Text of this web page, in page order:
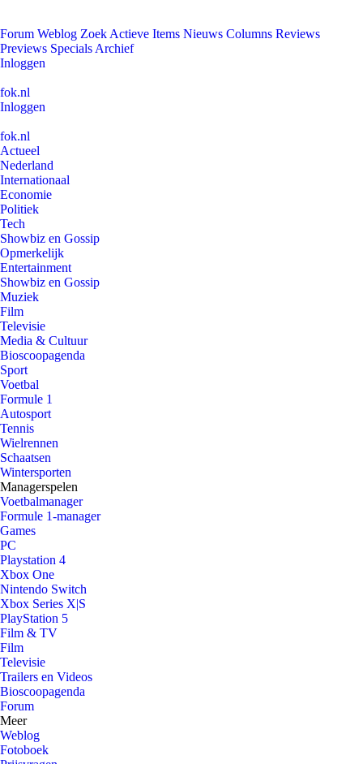
Forum Weblog Zoek Actieve Items Nieuws Columns Reviews
Previews Specials Archief
Inloggen
fok.nl
Inloggen
fok.nl
Actueel
Nederland
Internationaal
Economie
Politiek
Tech
Showbiz en Gossip
Opmerkelijk
Entertainment
Showbiz en Gossip
Muziek
Film
Televisie
Media & Cultuur
Bioscoopagenda
Sport
Voetbal
Formule 1
Autosport
Tennis
Wielrennen
Schaatsen
Wintersporten
Managerspelen
Voetbalmanager
Formule 1-manager
Games
PC
Playstation 4
Xbox One
Nintendo Switch
Xbox Series X|S
PlayStation 5
Film & TV
Film
Televisie
Trailers en Videos
Bioscoopagenda
Forum
Meer
Weblog
Fotoboek